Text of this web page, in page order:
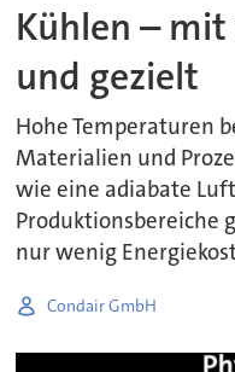
Kühlen –
und gezielt
Hohe Temperaturen
Materialien und
wie eine adiabate
Produktionsbereiche
nur wenig
Condair GmbH